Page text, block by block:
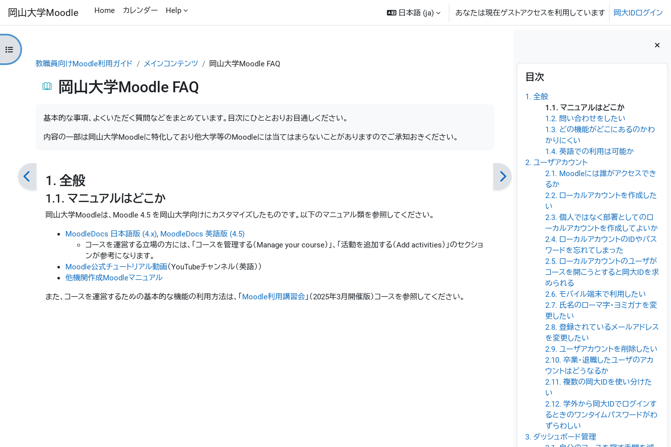
岡山大学Moodle Home カレンダー Help 日本語 ‎(ja)‎ あなたは現在ゲストアクセスを利用しています 岡大IDログイン
ブロック
目次 をスキップする
目次
1. 全般
1.1. マニュアルはどこか
1.2. 問い合わせをしたい
1.3. どの機能がどこにあるのかわ
かりにくい
1.4. 英語での利用は可能か
2. ユーザアカウント
2.1. Moodleには誰がアクセスでき
るか
2.2. ローカルアカウントを作成した
い
2.3. 個人ではなく部署としてのロ
ーカルアカウントを作成してよいか
2.4. ローカルアカウントのIDやパス
ワードを忘れてしまった
2.5. ローカルアカウントのユーザが
コースを開こうとすると岡大IDを求
められる
2.6. モバイル端末で利用したい
2.7. 氏名のローマ字・ヨミガナを変
更したい
2.8. 登録されているメールアドレス
を変更したい
2.9. ユーザアカウントを削除したい
2.10. 卒業・退職したユーザのアカ
ウントはどうなるか
2.11. 複数の岡大IDを使い分けた
い
2.12. 学外から岡大IDでログインす
るときのワンタイムパスワードがわ
ずらわしい
3. ダッシュボード管理
コースインデックスを開く
教職員向けMoodle利用ガイド
メインコンテンツ 岡山大学Moodle FAQ
岡山大学Moodle FAQ
基本的な事項、よくいただく質問などをまとめています。目次にひととおりお目通しください。
内容の一部は岡山大学Moodleに特化しており他大学等のMoodleには当てはまらないことがありますのでご承知おきください。
1. 全般
1.1. マニュアルはどこか
岡山大学Moodleは、Moodle 4.5 を岡山大学向けにカスタマイズしたものです。以下のマニュアル類を参照してください。
MoodleDocs 日本語版 (4.x) MoodleDocs 英語版 (4.5)
コースを運営する立場の方には、「コースを管理する（Manage your course）」、「活動を追加する（Add activities）」のセクショ
ンが参考になります。
Moodle公式チュートリアル動画（YouTubeチャンネル（英語））
他機関作成Moodleマニュアル
また、コースを運営するための基本的な機能の利用方法は、「 Moodle利用講習会 」（2025年3月開催版）コースを参照してください。